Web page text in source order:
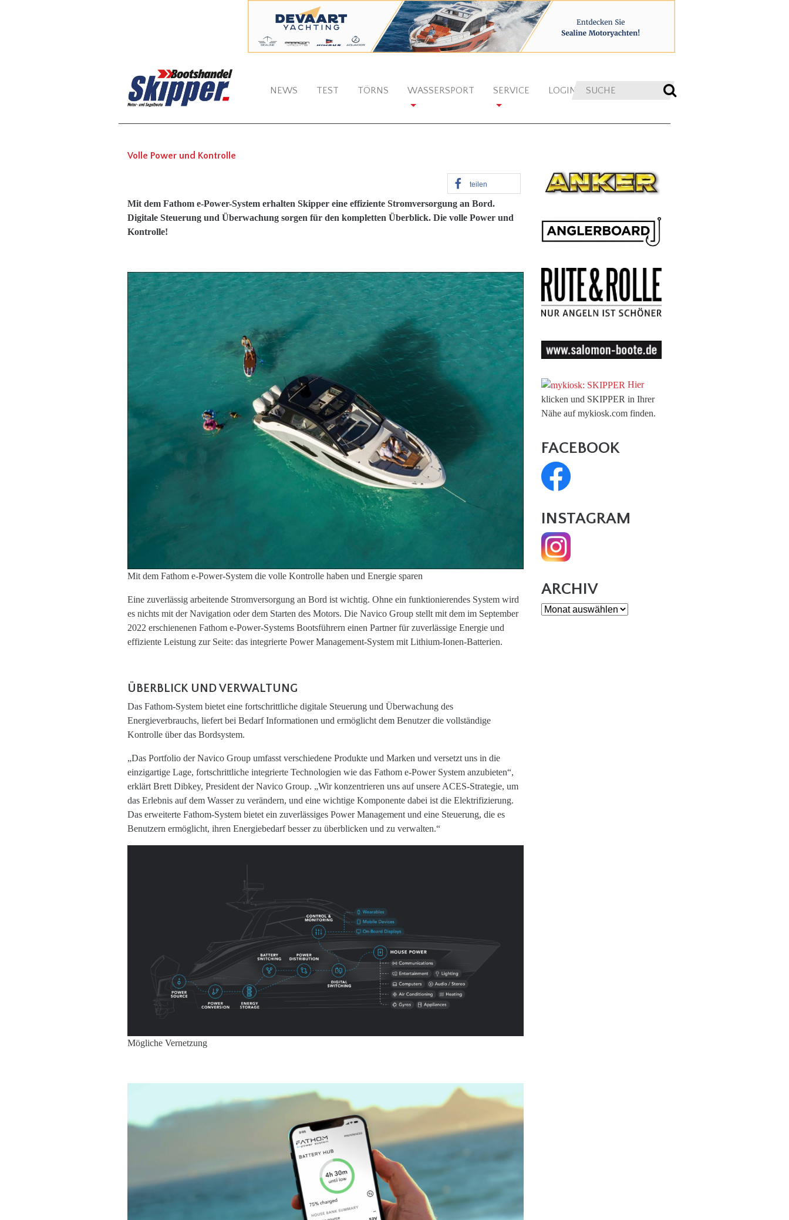
NEWS TEST TÖRNS WASSERSPORT SERVICE LOGIN
Volle Power und Kontrolle
teilen
Mit dem Fathom e-Power-System erhalten Skipper eine effiziente Stromversorgung an Bord.
Digitale Steuerung und Überwachung sorgen für den kompletten Überblick. Die volle Power und
Kontrolle!
Mit dem Fathom e-Power-System die volle Kontrolle haben und Energie sparen
Eine zuverlässig arbeitende Stromversorgung an Bord ist wichtig. Ohne ein funktionierendes System wird
es nichts mit der Navigation oder dem Starten des Motors. Die Navico Group stellt mit dem im September
2022 erschienenen Fathom e-Power-Systems Bootsführern einen Partner für zuverlässige Energie und
effiziente Leistung zur Seite: das integrierte Power Management-System mit Lithium-Ionen-Batterien.
ÜBERBLICK UND VERWALTUNG
Das Fathom-System bietet eine fortschrittliche digitale Steuerung und Überwachung des
Energieverbrauchs, liefert bei Bedarf Informationen und ermöglicht dem Benutzer die vollständige
Kontrolle über das Bordsystem.
„Das Portfolio der Navico Group umfasst verschiedene Produkte und Marken und versetzt uns in die
einzigartige Lage, fortschrittliche integrierte Technologien wie das Fathom e-Power System anzubieten“,
erklärt Brett Dibkey, President der Navico Group. „Wir konzentrieren uns auf unsere ACES-Strategie, um
das Erlebnis auf dem Wasser zu verändern, und eine wichtige Komponente dabei ist die Elektrifizierung.
Das erweiterte Fathom-System bietet ein zuverlässiges Power Management und eine Steuerung, die es
Benutzern ermöglicht, ihren Energiebedarf besser zu überblicken und zu verwalten.“
Mögliche Vernetzung
Hier
klicken und SKIPPER in Ihrer
Nähe auf mykiosk.com finden.
FACEBOOK
INSTAGRAM
ARCHIV
Archiv